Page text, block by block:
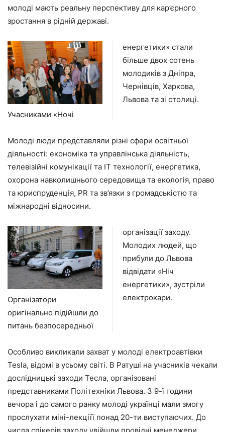
молоді мають реальну перспективу для кар’єрного
зростання в рідній державі.
Учасниками «Ночі
енергетики» стали
більше двох сотень
молодиків з Дніпра,
Чернівців, Харкова,
Львова та зі столиці.
Молоді люди представляли різні сфери освітньої
діяльності: економіка та управлінська діяльність,
телевізійні комунікації та ІТ технології, енергетика,
охорона навколишнього середовища та екологія, право
та юриспруденція, PR та зв’язки з громадськістю та
міжнародні відносини.
Організатори
оригінально підійшли до
питань безпосередньої
організації заходу.
Молодих людей, що
прибули до Львова
відвідати «Ніч
енергетики», зустріли
електрокари.
Особливо викликали захват у молоді електроавтівки
Tesla, відомі в усьому світі. В Ратуші на учасників чекали
дослідницькі заходи Тесла, організовані
представниками Політехніки Львова. З 9-ї години
вечора і до самого ранку молоді українці мали змогу
прослухати міні-лекціїї понад 20-ти виступаючих. До